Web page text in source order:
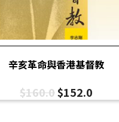
辛亥革命與香港基督教
$160.0$152.0